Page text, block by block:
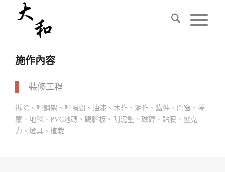
施作內容
裝修工程
拆除、輕鋼架、輕隔間、油漆、木作、泥作、鐵件、門窗、捲
簾、地毯、PVC地磚、踢腳板、刮泥墊、磁磚、貼膜、壓克
力、燈具、植栽